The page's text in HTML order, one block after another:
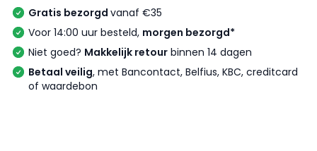
Gratis bezorgd vanaf €35
Voor 14:00 uur besteld, morgen bezorgd*
Niet goed? Makkelijk retour binnen 14 dagen
Betaal veilig, met Bancontact, Belfius, KBC, creditcard
of waardebon